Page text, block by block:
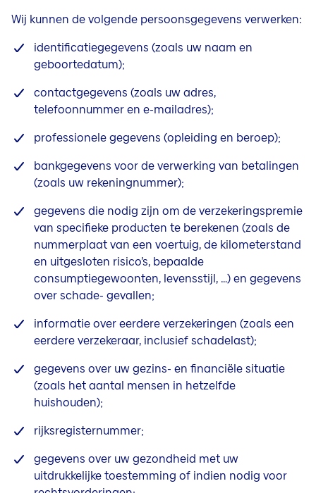
Wij kunnen de volgende persoonsgegevens verwerken:
identificatiegegevens (zoals uw naam en
geboortedatum);
contactgegevens (zoals uw adres,
telefoonnummer en e-mailadres);
professionele gegevens (opleiding en beroep);
bankgegevens voor de verwerking van betalingen
(zoals uw rekeningnummer);
gegevens die nodig zijn om de verzekeringspremie
van specifieke producten te berekenen (zoals de
nummerplaat van een voertuig, de kilometerstand
en uitgesloten risico’s, bepaalde
consumptiegewoonten, levensstijl, …) en gegevens
over schade- gevallen;
informatie over eerdere verzekeringen (zoals een
eerdere verzekeraar, inclusief schadelast);
gegevens over uw gezins- en financiële situatie
(zoals het aantal mensen in hetzelfde
huishouden);
rijksregisternummer;
gegevens over uw gezondheid met uw
uitdrukkelijke toestemming of indien nodig voor